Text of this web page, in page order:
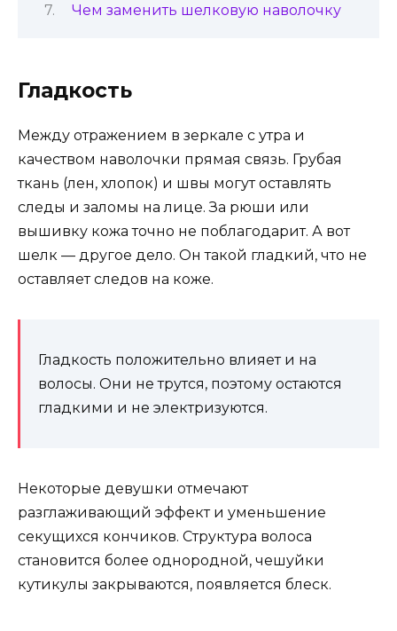
Чем заменить шелковую наволочку
Гладкость
Между отражением в зеркале с утра и
качеством наволочки прямая связь. Грубая
ткань (лен, хлопок) и швы могут оставлять
следы и заломы на лице. За рюши или
вышивку кожа точно не поблагодарит. А вот
шелк — другое дело. Он такой гладкий, что не
оставляет следов на коже.
Гладкость положительно влияет и на
волосы. Они не трутся, поэтому остаются
гладкими и не электризуются.
Некоторые девушки отмечают
разглаживающий эффект и уменьшение
секущихся кончиков. Структура волоса
становится более однородной, чешуйки
кутикулы закрываются, появляется блеск.